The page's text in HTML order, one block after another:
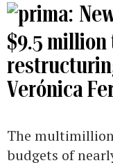
$9.5
Verónica
The
budgets of